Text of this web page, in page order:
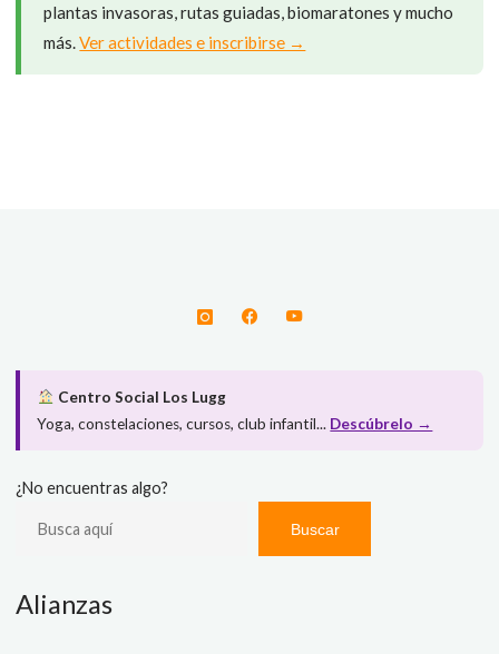
plantas invasoras, rutas guiadas, biomaratones y mucho
más.Ver actividades e inscribirse →
Centro Social Los Lugg
Yoga, constelaciones, cursos, club infantil... Descúbrelo →
¿No encuentras algo?
Buscar
Alianzas